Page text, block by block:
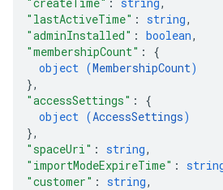
"lastActiveTime" : string,
"adminInstalled" : boolean,
"membershipCount" : {
object (MembershipCount)
},
"accessSettings" : {
object (AccessSettings)
},
"spaceUri" : string,
"importModeExpireTime" :
"customer" : string,